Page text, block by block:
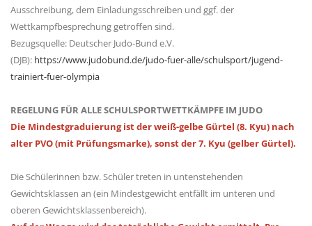
Ausschreibung, dem Einladungsschreiben und ggf. der
Wettkampfbesprechung getroffen sind.
Bezugsquelle: Deutscher Judo-Bund e.V.
(DJB): https://www.judobund.de/judo-fuer-alle/schulsport/jugend-
trainiert-fuer-olympia
REGELUNG FÜR ALLE SCHULSPORTWETTKÄMPFE IM JUDO
Die Mindestgraduierung ist der weiß-gelbe Gürtel (8. Kyu) nach
alter PVO (mit Prüfungsmarke), sonst der 7. Kyu (gelber Gürtel).
Die Schülerinnen bzw. Schüler treten in untenstehenden
Gewichtsklassen an (ein Mindestgewicht entfällt im unteren und
oberen Gewichtsklassenbereich).